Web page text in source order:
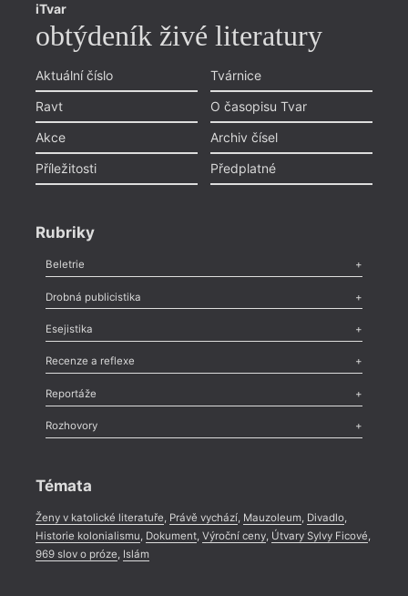
iTvar
obtýdeník živé literatury
Aktuální číslo
Ravt
Akce
Příležitosti
Tvárnice
O časopisu Tvar
Archiv čísel
Předplatné
Rubriky
Beletrie
Poezie,Próza,Dokumenty
Drobná publicistika
Odlesk
Nekrolog,Glosa,Sloupek,Pozvánka,Literární soutěž,
Esejistika
Esej ,Pádlo,Úvaha
Recenze a reflexe
Recenze
Méně slov o próze,Celá rubrika
Reportáže
Literární zítřky
Celá rubrika
Rozhovory
Témata
Ženy v katolické literatuře, Právě vychází, Mauzoleum, Divadlo,
Historie kolonialismu, Dokument, Výroční ceny, Útvary Sylvy Ficové,
969 slov o próze, Islám